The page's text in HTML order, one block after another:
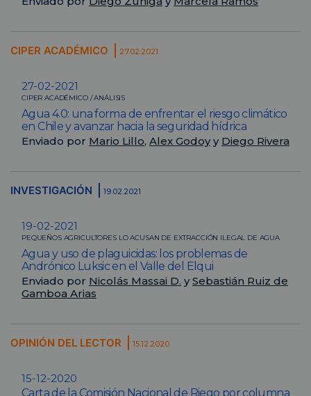
CIPER ACADÉMICO 27.02.2021
27-02-2021
CIPER ACADÉMICO / ANÁLISIS
Agua 4.0: una forma de enfrentar el riesgo climático
en Chile y avanzar hacia la seguridad hídrica
Enviado por Mario Lillo, Alex Godoyy Diego Rivera
INVESTIGACIÓN 19.02.2021
19-02-2021
PEQUEÑOS AGRICULTORES LO ACUSAN DE EXTRACCIÓN ILEGAL DE AGUA
Agua y uso de plaguicidas: los problemas de
Andrónico Luksic en el Valle del Elqui
Enviado por Nicolás Massai D. ySebastián Ruiz de
Gamboa Arias
OPINIÓN DEL LECTOR 15.12.2020
15-12-2020
Carta de la Comisión Nacional de Riego por columna